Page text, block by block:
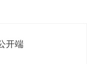
开端